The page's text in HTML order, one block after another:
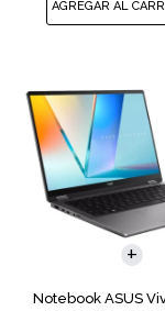
Notebook ASUS